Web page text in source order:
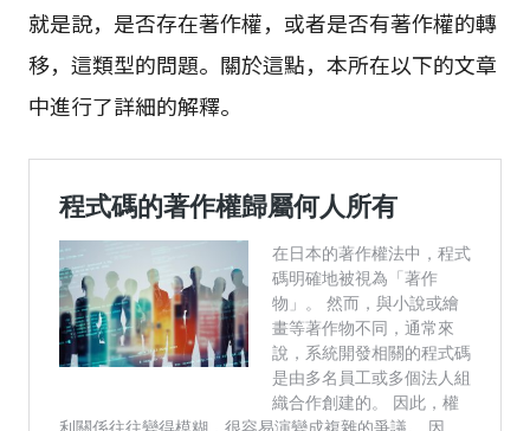
就是說，是否存在著作權，或者是否有著作權的轉
移，這類型的問題。關於這點，本所在以下的文章
中進行了詳細的解釋。